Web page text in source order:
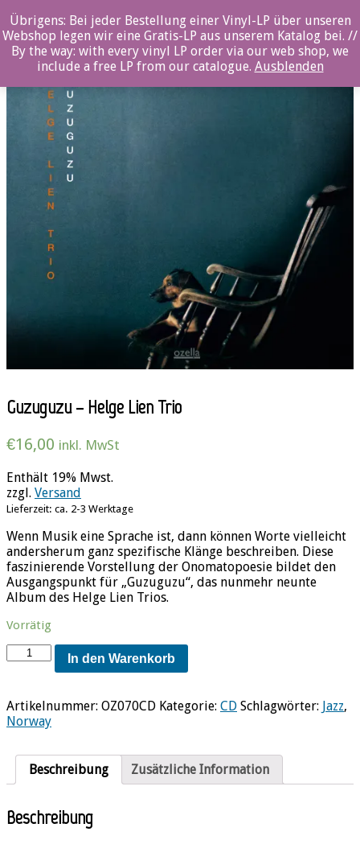
0%
Guzuguzu – Helge Lien Trio
€16,00 inkl. MwSt
Enthält 19% Mwst.
zzgl. Versand
Lieferzeit: ca. 2-3 Werktage
Wenn Musik eine Sprache ist, dann können Worte vielleicht
andersherum ganz spezifische Klänge beschreiben. Diese
faszinierende Vorstellung der Onomatopoesie bildet den
Ausgangspunkt für „Guzuguzu“, das nunmehr neunte
Album des Helge Lien Trios.
Vorrätig
Guzuguzu
-
Trio
Menge
In den Warenkorb
Artikelnummer: OZ070CD Kategorie: CD Schlagwörter: Jazz,
Norway
Beschreibung Zusätzliche Information
Beschreibung
Übrigens: Bei jeder Bestellung einer Vinyl-LP über unseren
Webshop legen wir eine Gratis-LP aus unserem Katalog bei. //
By the way: with every vinyl LP order via our web shop, we
include a free LP from our catalogue. Ausblenden